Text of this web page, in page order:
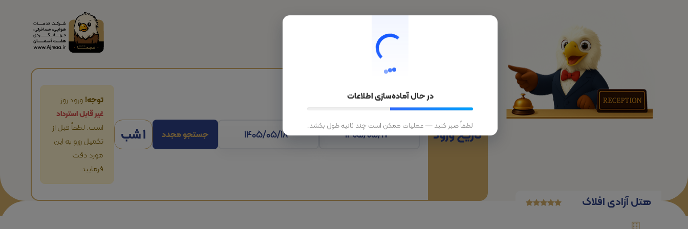
تورهای داخلی
تاریخ ورود جستجو مجدد 1 شب
توجه!ورود روز
غیر قابل استرداد
است. لطفاً قبل از
تکمیل رزرو به این
مورد دقت
فرمایید.
در حال آماده‌سازی اطلاعات
لطفاً صبر کنید — عملیات ممکن است چند ثانیه طول بکشد.
هتل آزادی افلاک